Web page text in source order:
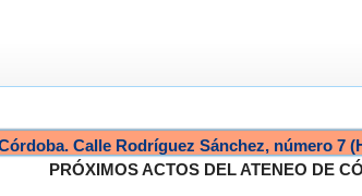
Calle Rodríguez Sánchez, número 7
PRÓXIMOS ACTOS DEL ATENEO DE